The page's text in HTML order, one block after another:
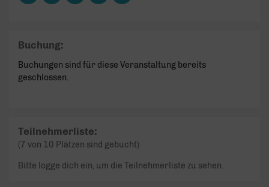
Buchung:
Buchungen sind für diese Veranstaltung bereits
geschlossen.
Teilnehmerliste:
(7 von 10 Plätzen sind gebucht)
Bitte logge dich ein, um die Teilnehmerliste zu sehen.